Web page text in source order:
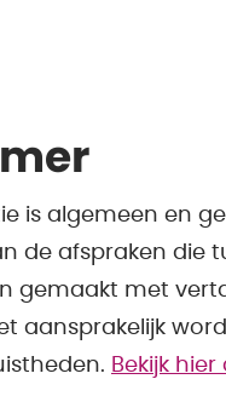
is algemeen en
de afspraken die
gemaakt met
aansprakelijk
Bekijk